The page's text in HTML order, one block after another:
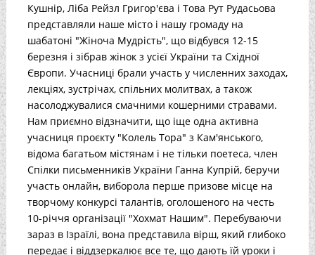
Кушнір, Ліба Рейзл Григор'єва і Това Рут Рудасьова
представляли наше місто і нашу громаду на
шабатоні "Жіноча Мудрість", що відбувся 12-15
березня і зібрав жінок з усієї України та Східної
Європи. Учасниці брали участь у численних заходах,
лекціях, зустрічах, спільних молитвах, а також
насолоджувалися смачними кошерними стравами.
Нам приємно відзначити, що іще одна активна
учасниця проєкту "Колель Тора" з Кам'янського,
відома багатьом містянам і не тільки поетеса, член
Спілки письменників України Ганна Купрій, беручи
участь онлайн, виборола перше призове місце на
творчому конкурсі талантів, оголошеного на честь
10-річчя організації "Хохмат Нашим". Перебуваючи
зараз в Ізраїлі, вона представила вірш, який глибоко
передає і віддзеркалює все те, що дають їй уроки і